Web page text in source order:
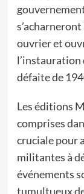
ouvrier et
l’instauration
défaite de
Les éditions
comprises
cruciale pour
militantes à
événements
tumultueux de